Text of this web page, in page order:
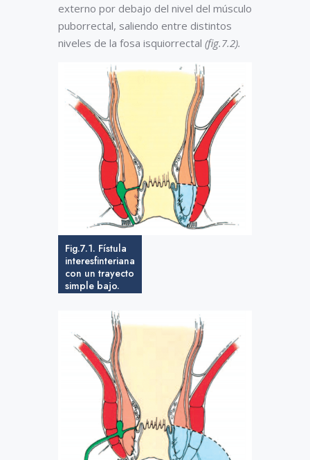
externo por debajo del nivel del músculo
puborrectal, saliendo entre distintos
niveles de la fosa isquiorrectal (fig.7.2).
Fig.7.1. Fístula
interesfinteriana
con un trayecto
simple bajo.
(tomada de
Steven Wexner.
colon y recto.
Operaciones
anorrectales.
2da edición)